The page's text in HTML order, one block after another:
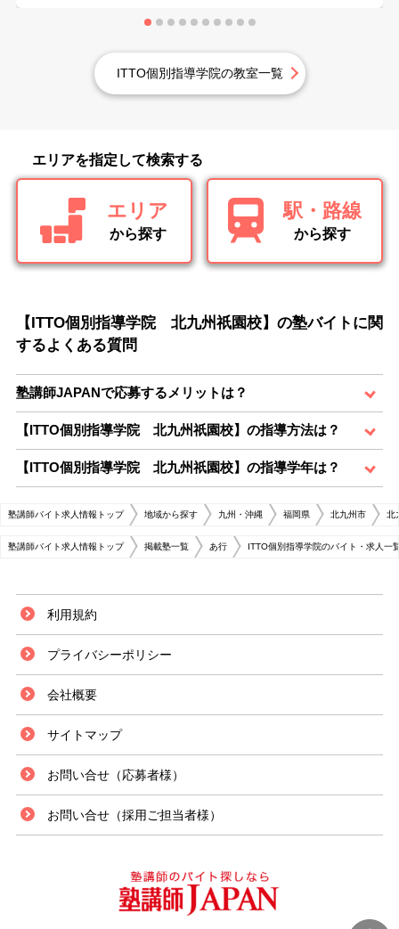
ITTO個別指導学院の教室一覧
エリアを指定して検索する
エリア
から探す
駅・路線
から探す
【ITTO個別指導学院 北九州祇園校】の塾バイトに関
するよくある質問
塾講師JAPANで応募するメリットは？
【ITTO個別指導学院 北九州祇園校】の指導方法は？
【ITTO個別指導学院 北九州祇園校】の指導学年は？
塾講師バイト求人情報トップ 地域から探す 九州・沖縄 福岡県 北九州市 北
塾講師バイト求人情報トップ 掲載塾一覧 あ行 ITTO個別指導学院のバイト・求人一
利用規約
プライバシーポリシー
会社概要
サイトマップ
お問い合せ（応募者様）
お問い合せ（採用ご担当者様）